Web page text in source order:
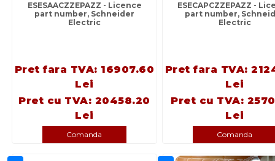
ESESAACZZEPAZZ - Licence
part number, Schneider
Electric
Pret fara TVA: 16907.60
Lei
Pret cu TVA: 20458.20
Lei
Comanda
ESECAPCZZEPAZZ -
part number,
Electric
Pret fara TVA:
Lei
Pret cu TVA:
Lei
Comanda